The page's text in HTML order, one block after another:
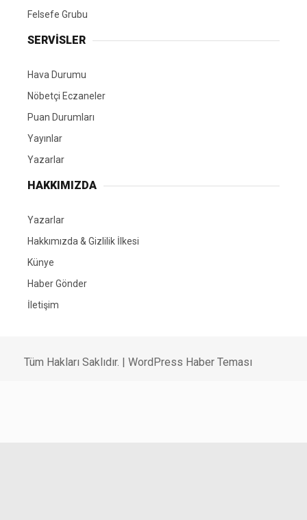
Felsefe Grubu
SERVİSLER
Hava Durumu
Nöbetçi Eczaneler
Puan Durumları
Yayınlar
Yazarlar
HAKKIMIZDA
Yazarlar
Hakkımızda & Gizlilik İlkesi
Künye
Haber Gönder
İletişim
Tüm Hakları Saklıdır. | WordPress Haber Teması